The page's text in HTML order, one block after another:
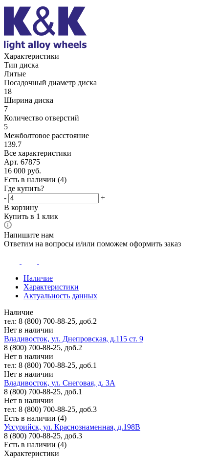
Характеристики
Тип диска
Литые
Посадочный диаметр диска
18
Ширина диска
7
Количество отверстий
5
Межболтовое расстояние
139.7
Все характеристики
Арт. 67875
16 000 руб.
Есть в наличии (4)
Где купить?
-
+
В корзину
Купить в 1 клик
Напишите нам
Ответим на вопросы и/или поможем оформить заказ
Наличие
Характеристики
Актуальность данных
Наличие
тел: 8 (800) 700-88-25, доб.2
Нет в наличии
Владивосток, ул. Днепровская, д.115 ст. 9
8 (800) 700-88-25, доб.2
Нет в наличии
тел: 8 (800) 700-88-25, доб.1
Нет в наличии
Владивосток, ул. Снеговая, д. 3А
8 (800) 700-88-25, доб.1
Нет в наличии
тел: 8 (800) 700-88-25, доб.3
Есть в наличии (4)
Уссурийск, ул. Краснознаменная, д.198В
8 (800) 700-88-25, доб.3
Есть в наличии (4)
Характеристики